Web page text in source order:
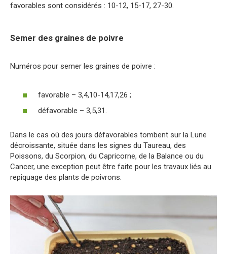
favorables sont considérés : 10-12, 15-17, 27-30.
Semer des graines de poivre
Numéros pour semer les graines de poivre :
favorable – 3,4,10-14,17,26 ;
défavorable – 3,5,31.
Dans le cas où des jours défavorables tombent sur la Lune
décroissante, située dans les signes du Taureau, des
Poissons, du Scorpion, du Capricorne, de la Balance ou du
Cancer, une exception peut être faite pour les travaux liés au
repiquage des plants de poivrons.